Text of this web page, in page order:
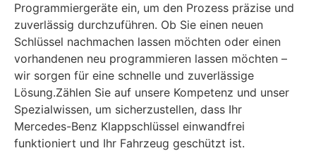
Programmiergeräte ein, um den Prozess präzise und
zuverlässig durchzuführen. Ob Sie einen neuen
Schlüssel nachmachen lassen möchten oder einen
vorhandenen neu programmieren lassen möchten –
wir sorgen für eine schnelle und zuverlässige
Lösung.Zählen Sie auf unsere Kompetenz und unser
Spezialwissen, um sicherzustellen, dass Ihr
Mercedes-Benz Klappschlüssel einwandfrei
funktioniert und Ihr Fahrzeug geschützt ist.